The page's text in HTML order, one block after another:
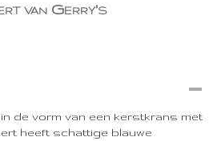
van Gerry's
de vorm van een kerstkrans met
heeft schattige blauwe